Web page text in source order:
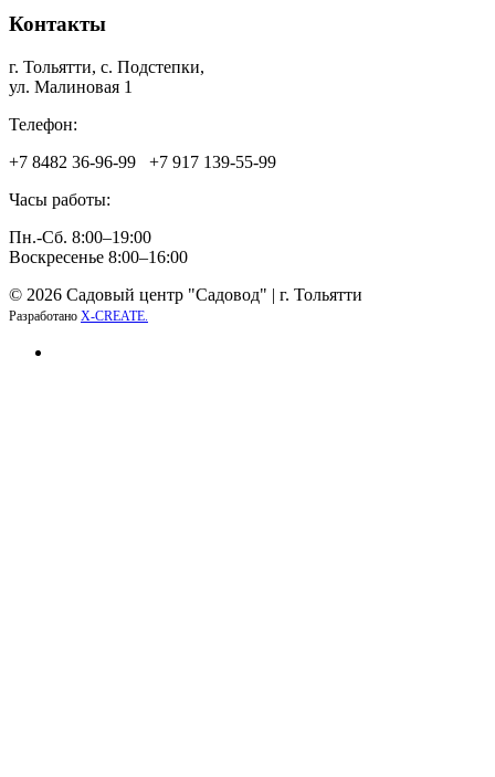
Контакты
г. Тольятти, c. Подстепки,
ул. Малиновая 1
Телефон:
+7 8482 36‑96-99 +7 917 139‑55-99
Часы работы:
Пн.-Сб. 8:00–19:00
Воскресенье 8:00–16:00
© 2026 Садовый центр "Садовод" | г. Тольятти
Разработано X-CREATE.